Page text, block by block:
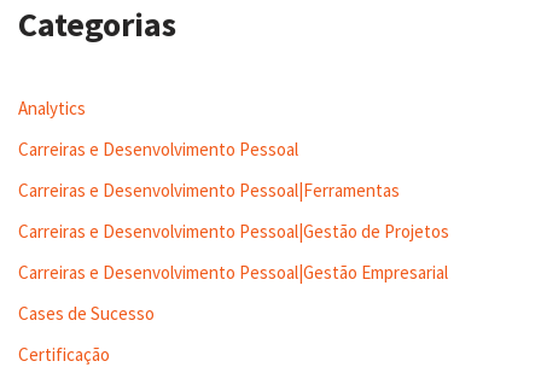
Categorias
Analytics
Carreiras e Desenvolvimento Pessoal
Carreiras e Desenvolvimento Pessoal|Ferramentas
Carreiras e Desenvolvimento Pessoal|Gestão de Projetos
Carreiras e Desenvolvimento Pessoal|Gestão Empresarial
Cases de Sucesso
Certificação